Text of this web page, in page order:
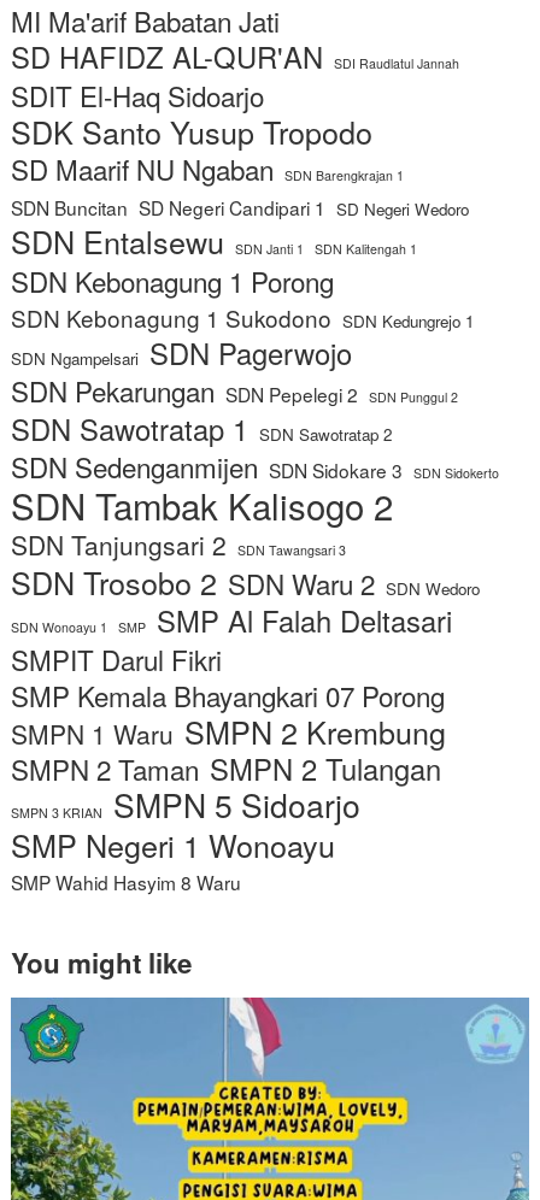
MI Ma'arif Babatan Jati
SD HAFIDZ AL-QUR'AN SDI Raudlatul Jannah
SDIT El-Haq Sidoarjo
SDK Santo Yusup Tropodo
SD Maarif NU Ngaban SDN Barengkrajan 1
SDN Buncitan SD Negeri Candipari 1 SD Negeri Wedoro
SDN Entalsewu SDN Janti 1 SDN Kalitengah 1
SDN Kebonagung 1 Porong
SDN Kebonagung 1 Sukodono SDN Kedungrejo 1
SDN Ngampelsari SDN Pagerwojo
SDN Pekarungan SDN Pepelegi 2 SDN Punggul 2
SDN Sawotratap 1 SDN Sawotratap 2
SDN Sedenganmijen SDN Sidokare 3 SDN Sidokerto
SDN Tambak Kalisogo 2
SDN Tanjungsari 2 SDN Tawangsari 3
SDN Trosobo 2 SDN Waru 2 SDN Wedoro
SDN Wonoayu 1 SMP SMP Al Falah Deltasari
SMPIT Darul Fikri
SMP Kemala Bhayangkari 07 Porong
SMPN 1 Waru SMPN 2 Krembung
SMPN 2 Taman SMPN 2 Tulangan
SMPN 3 KRIAN SMPN 5 Sidoarjo
SMP Negeri 1 Wonoayu
SMP Wahid Hasyim 8 Waru
You might like